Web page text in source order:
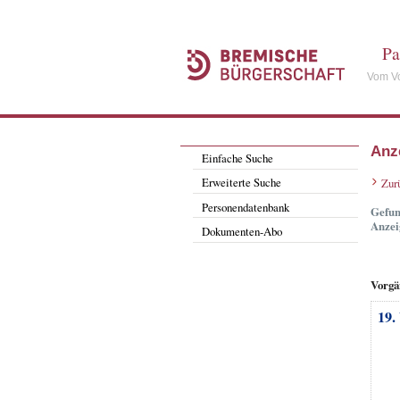
Vom
Einfache Suche
Erweiterte Suche
Personendatenbank
Dokumenten-Abo